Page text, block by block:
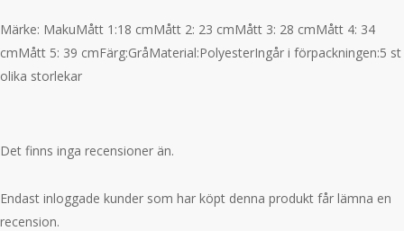
Märke: MakuMått 1:18 cmMått 2: 23 cmMått 3: 28 cmMått 4: 34
cmMått 5: 39 cmFärg:GråMaterial:PolyesterIngår i förpackningen:5 st
olika storlekar
Det finns inga recensioner än.
Endast inloggade kunder som har köpt denna produkt får lämna en
recension.